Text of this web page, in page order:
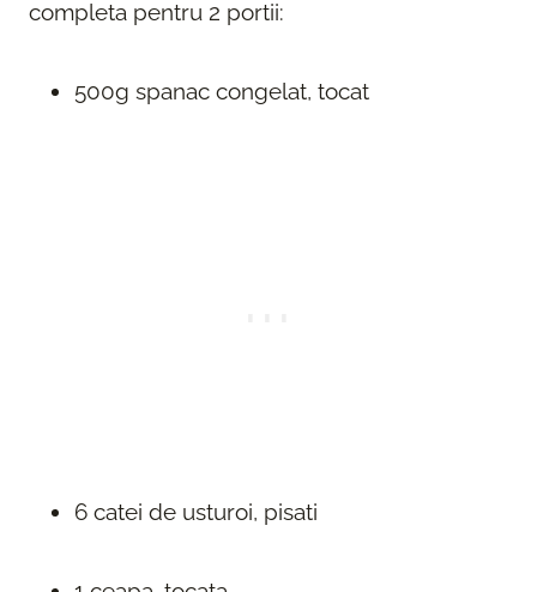
completa pentru 2 portii:
500g spanac congelat, tocat
6 catei de usturoi, pisati